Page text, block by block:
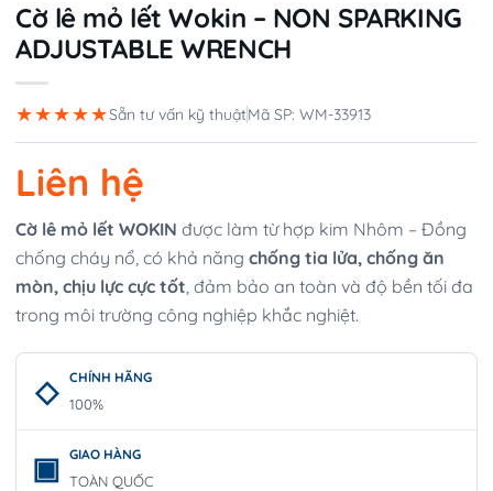
Cờ lê mỏ lết Wokin – NON SPARKING
ADJUSTABLE WRENCH
★★★★★Sẵn tư vấn kỹ thuậtMã SP: WM-33913
Liên hệ
Cờ lê mỏ lết WOKIN được làm từ hợp kim Nhôm – Đồng
chống cháy nổ, có khả năng chống tia lửa, chống ăn
mòn, chịu lực cực tốt, đảm bảo an toàn và độ bền tối đa
trong môi trường công nghiệp khắc nghiệt.
CHÍNH HÃNG
100%
GIAO HÀNG
TOÀN QUỐC